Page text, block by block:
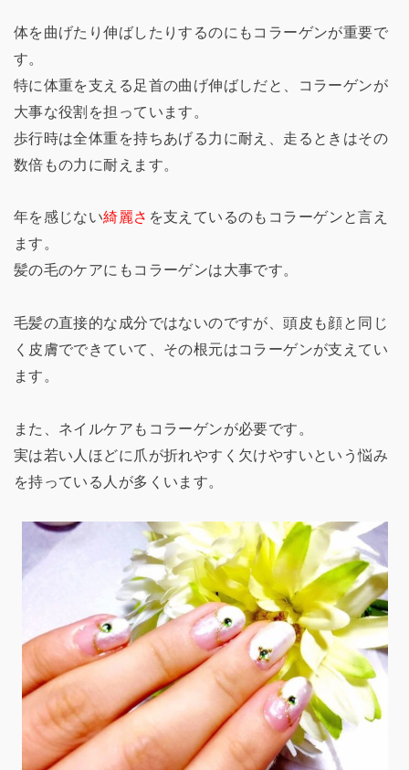
体を曲げたり伸ばしたりするのにもコラーゲンが重要で
す。
特に体重を支える足首の曲げ伸ばしだと、コラーゲンが
大事な役割を担っています。
歩行時は全体重を持ちあげる力に耐え、走るときはその
数倍もの力に耐えます。
年を感じない綺麗さ を支えているのもコラーゲンと言え
ます。
髪の毛のケアにもコラーゲンは大事です。
毛髪の直接的な成分ではないのですが、頭皮も顔と同じ
く皮膚でできていて、その根元はコラーゲンが支えてい
ます。
また、ネイルケアもコラーゲンが必要です。
実は若い人ほどに爪が折れやすく欠けやすいという悩み
を持っている人が多くいます。